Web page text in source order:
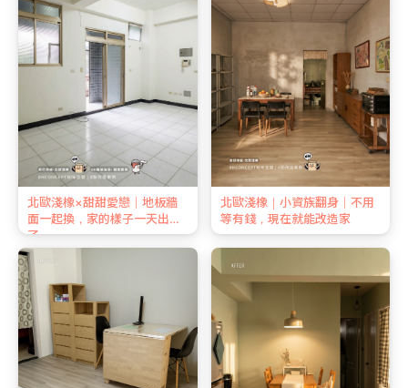
北歐淺橡×甜甜愛戀｜地板牆
面一起換，家的樣子一天出來
了
北歐淺橡｜小資族翻身｜不用
等有錢，現在就能改造家